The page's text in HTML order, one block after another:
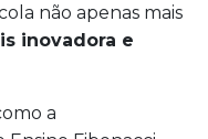
não apenas mais
inovadora e
a